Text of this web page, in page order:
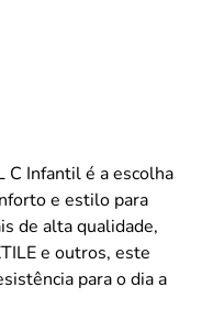
C Infantil é a escolha
e estilo para
de alta qualidade,
e outros, este
para o dia a